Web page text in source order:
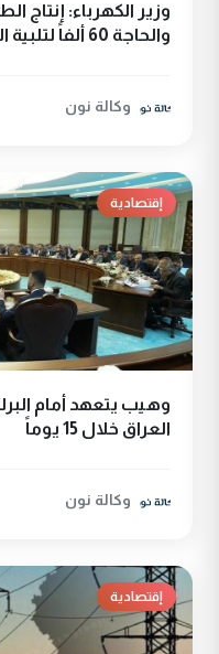
والحاجة 60 ألفاً لتلبية الطلب
وكالة نون
إقتصادية
وهيب يتعهد أمام
العراق خلال 15 يوماً
وكالة نون
إقتصادية